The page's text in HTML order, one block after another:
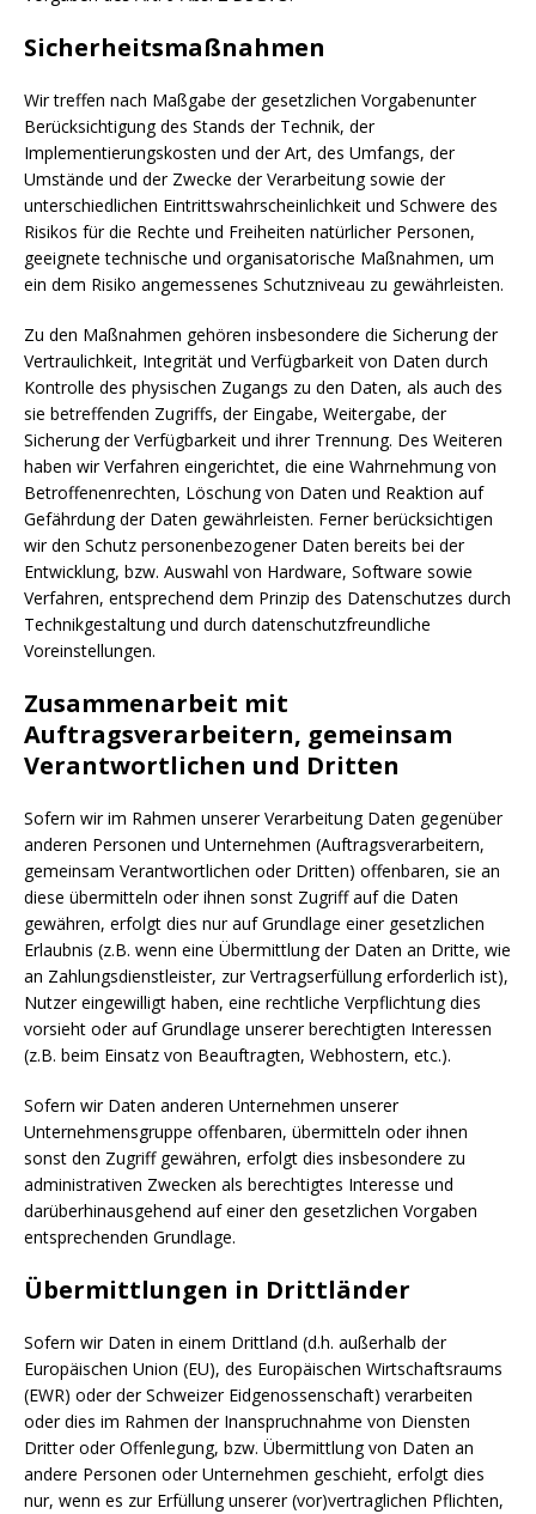
Sicherheitsmaßnahmen
Wir treffen nach Maßgabe der gesetzlichen Vorgabenunter
Berücksichtigung des Stands der Technik, der
Implementierungskosten und der Art, des Umfangs, der
Umstände und der Zwecke der Verarbeitung sowie der
unterschiedlichen Eintrittswahrscheinlichkeit und Schwere des
Risikos für die Rechte und Freiheiten natürlicher Personen,
geeignete technische und organisatorische Maßnahmen, um
ein dem Risiko angemessenes Schutzniveau zu gewährleisten.
Zu den Maßnahmen gehören insbesondere die Sicherung der
Vertraulichkeit, Integrität und Verfügbarkeit von Daten durch
Kontrolle des physischen Zugangs zu den Daten, als auch des
sie betreffenden Zugriffs, der Eingabe, Weitergabe, der
Sicherung der Verfügbarkeit und ihrer Trennung. Des Weiteren
haben wir Verfahren eingerichtet, die eine Wahrnehmung von
Betroffenenrechten, Löschung von Daten und Reaktion auf
Gefährdung der Daten gewährleisten. Ferner berücksichtigen
wir den Schutz personenbezogener Daten bereits bei der
Entwicklung, bzw. Auswahl von Hardware, Software sowie
Verfahren, entsprechend dem Prinzip des Datenschutzes durch
Technikgestaltung und durch datenschutzfreundliche
Voreinstellungen.
Zusammenarbeit mit
Auftragsverarbeitern, gemeinsam
Verantwortlichen und Dritten
Sofern wir im Rahmen unserer Verarbeitung Daten gegenüber
anderen Personen und Unternehmen (Auftragsverarbeitern,
gemeinsam Verantwortlichen oder Dritten) offenbaren, sie an
diese übermitteln oder ihnen sonst Zugriff auf die Daten
gewähren, erfolgt dies nur auf Grundlage einer gesetzlichen
Erlaubnis (z.B. wenn eine Übermittlung der Daten an Dritte, wie
an Zahlungsdienstleister, zur Vertragserfüllung erforderlich ist),
Nutzer eingewilligt haben, eine rechtliche Verpflichtung dies
vorsieht oder auf Grundlage unserer berechtigten Interessen
(z.B. beim Einsatz von Beauftragten, Webhostern, etc.).
Sofern wir Daten anderen Unternehmen unserer
Unternehmensgruppe offenbaren, übermitteln oder ihnen
sonst den Zugriff gewähren, erfolgt dies insbesondere zu
administrativen Zwecken als berechtigtes Interesse und
darüberhinausgehend auf einer den gesetzlichen Vorgaben
entsprechenden Grundlage.
Übermittlungen in Drittländer
Sofern wir Daten in einem Drittland (d.h. außerhalb der
Europäischen Union (EU), des Europäischen Wirtschaftsraums
(EWR) oder der Schweizer Eidgenossenschaft) verarbeiten
oder dies im Rahmen der Inanspruchnahme von Diensten
Dritter oder Offenlegung, bzw. Übermittlung von Daten an
andere Personen oder Unternehmen geschieht, erfolgt dies
nur, wenn es zur Erfüllung unserer (vor)vertraglichen Pflichten,